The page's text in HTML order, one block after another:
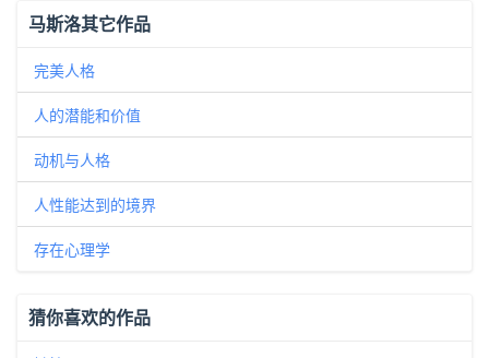
马斯洛其它作品
完美人格
人的潜能和价值
动机与人格
人性能达到的境界
存在心理学
猜你喜欢的作品